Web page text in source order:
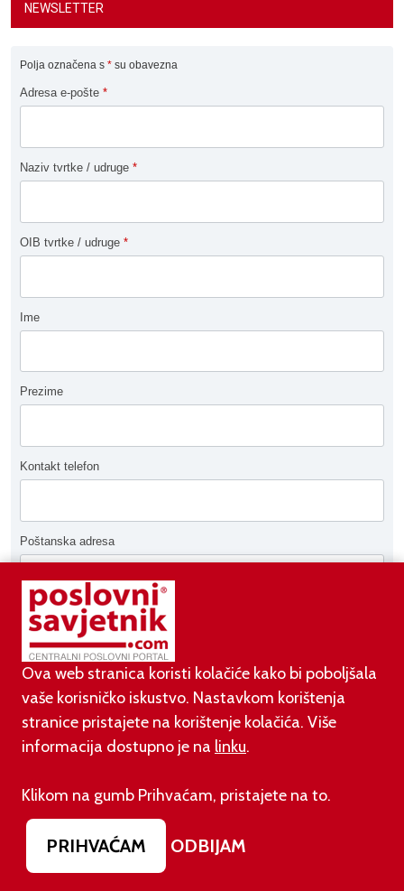
NEWSLETTER
Polja označena s * su obavezna
Adresa e-pošte *
Naziv tvrtke / udruge *
OIB tvrtke / udruge *
Ime
Prezime
Kontakt telefon
Poštanska adresa
Grad*
AKTUALNO
Ova web stranica koristi kolačiće kako bi poboljšala
vaše korisničko iskustvo. Nastavkom korištenja
stranice pristajete na korištenje kolačića. Više
informacija dostupno je na linku.
Klikom na gumb Prihvaćam, pristajete na to.
PRIHVAĆAM ODBIJAM